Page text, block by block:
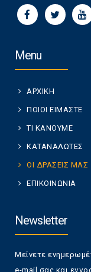
Menu
ΑΡΧΙΚΗ
ΠΟΙΟΙ ΕΙΜΑΣΤΕ
ΤΙ ΚΑΝΟΥΜΕ
ΚΑΤΑΝΑΛΩΤΕΣ
ΟΙ ΔΡΑΣΕΙΣ ΜΑΣ
ΕΠΙΚΟΙΝΩΝΙΑ
Newsletter
Μείνετε
e-mail σας και